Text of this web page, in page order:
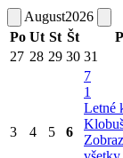
August2026
Po Ut St Št
27 28 29 30 31
3 4 5 6
7
1
Letné